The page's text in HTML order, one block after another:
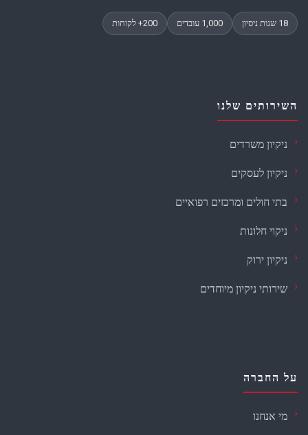
השירותים שלנו
ניקיון משרדים
ניקיון לעסקים
בתי חולים ומרכזים רפואיים
ניקוי חלונות
ניקיון ירוק
שירותי ניקיון מיוחדים
על החברה
מי אנחנו